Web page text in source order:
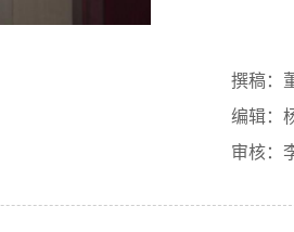
撰稿：
编辑：
审核：